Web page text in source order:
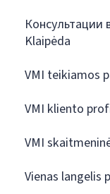
Консультации
Klaipėda
VMI teikiamos
VMI kliento
VMI
Vienas langelis